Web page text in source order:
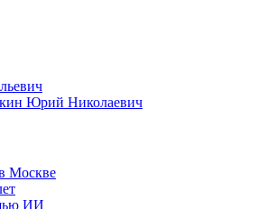
Юрий Николаевич
Москве
ИИ